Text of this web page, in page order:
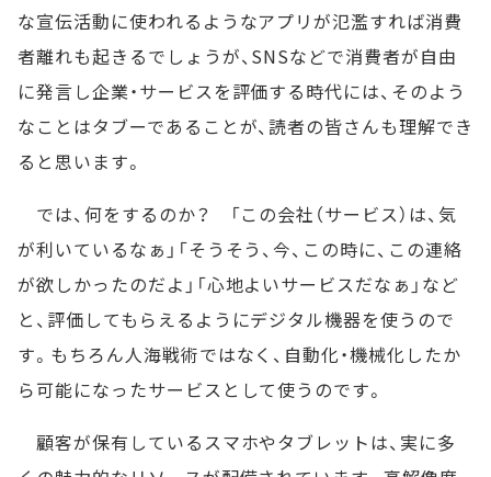
な宣伝活動に使われるようなアプリが氾濫すれば消費
者離れも起きるでしょうが、SNSなどで消費者が自由
に発言し企業・サービスを評価する時代には、そのよう
なことはタブーであることが、読者の皆さんも理解でき
ると思います。
では、何をするのか？ 「この会社（サービス）は、気
が利いているなぁ」「そうそう、今、この時に、この連絡
が欲しかったのだよ」「心地よいサービスだなぁ」など
と、評価してもらえるようにデジタル機器を使うので
す。もちろん人海戦術ではなく、自動化・機械化したか
ら可能になったサービスとして使うのです。
顧客が保有しているスマホやタブレットは、実に多